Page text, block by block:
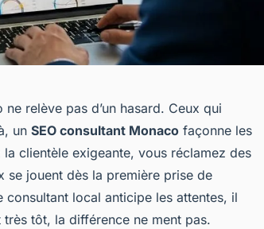
relève pas d’un hasard. Ceux qui
un SEO consultant Monaco façonne les
clientèle exigeante, vous réclamez des
se jouent dès la première prise de
consultant local anticipe les attentes, il
tôt, la différence ne ment pas.